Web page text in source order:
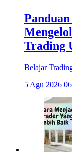
Trading
Belajar
5 Agu 2026